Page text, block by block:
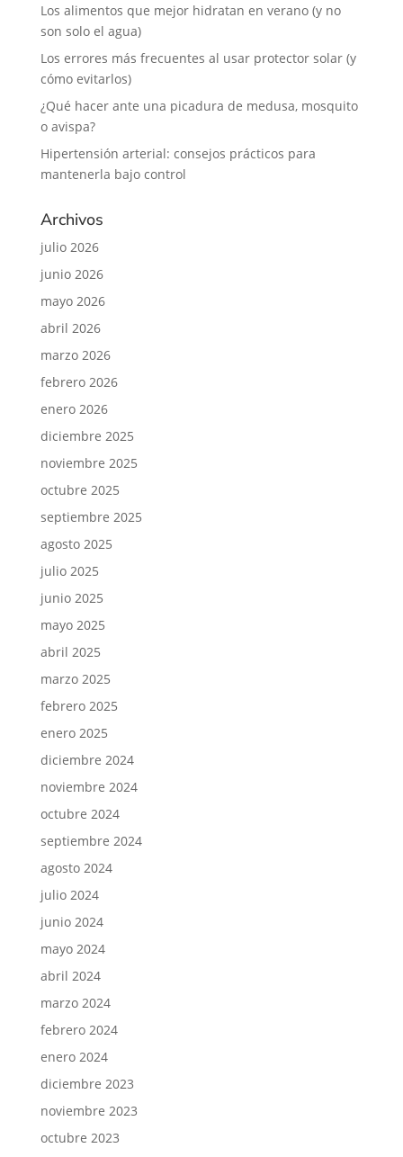
Los alimentos que mejor hidratan en verano (y no
son solo el agua)
Los errores más frecuentes al usar protector solar (y
cómo evitarlos)
¿Qué hacer ante una picadura de medusa, mosquito
o avispa?
Hipertensión arterial: consejos prácticos para
mantenerla bajo control
Archivos
julio 2026
junio 2026
mayo 2026
abril 2026
marzo 2026
febrero 2026
enero 2026
diciembre 2025
noviembre 2025
octubre 2025
septiembre 2025
agosto 2025
julio 2025
junio 2025
mayo 2025
abril 2025
marzo 2025
febrero 2025
enero 2025
diciembre 2024
noviembre 2024
octubre 2024
septiembre 2024
agosto 2024
julio 2024
junio 2024
mayo 2024
abril 2024
marzo 2024
febrero 2024
enero 2024
diciembre 2023
noviembre 2023
octubre 2023